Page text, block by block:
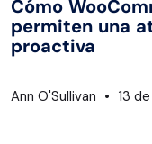
Cómo
permiten una
proactiva
Ann O'Sullivan 13